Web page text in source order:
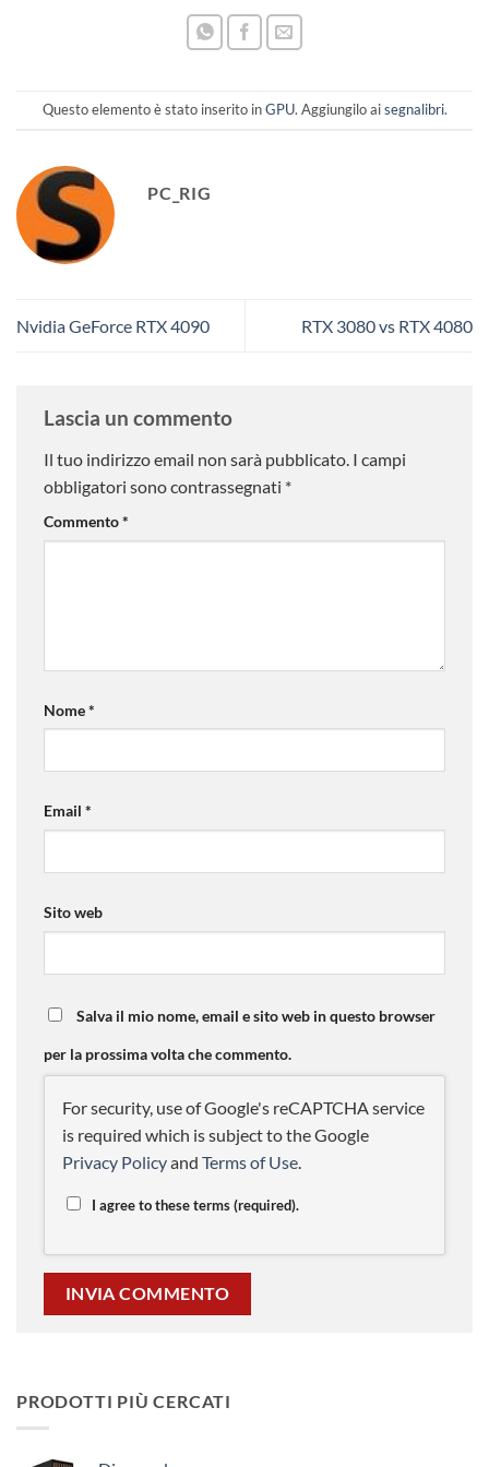
Questo elemento è stato inserito inGPU. Aggiungilo aisegnalibri.
PC_RIG
Nvidia GeForce RTX 4090 RTX 3080 vs RTX 4080
Lascia un commento
Il tuo indirizzo email non sarà pubblicato. I campi
obbligatori sono contrassegnati *
Commento*
Nome*
Email *
Sito web
Salva il mio nome, email e sito web in questo browser
per la prossima volta che commento.
For security, use of Google's reCAPTCHA service
is required which is subject to the Google
Privacy Policyand Terms of Use.
I agree to these terms (required).
PRODOTTI PIÙ CERCATI